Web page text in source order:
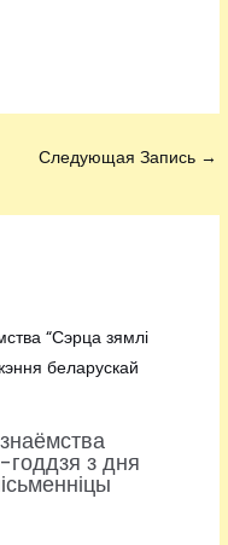
Следующая Запись →
з дня